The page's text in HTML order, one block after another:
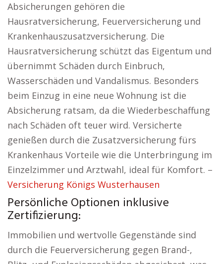
Absicherungen gehören die
Hausratversicherung, Feuerversicherung und
Krankenhauszusatzversicherung. Die
Hausratversicherung schützt das Eigentum und
übernimmt Schäden durch Einbruch,
Wasserschäden und Vandalismus. Besonders
beim Einzug in eine neue Wohnung ist die
Absicherung ratsam, da die Wiederbeschaffung
nach Schäden oft teuer wird. Versicherte
genießen durch die Zusatzversicherung fürs
Krankenhaus Vorteile wie die Unterbringung im
Einzelzimmer und Arztwahl, ideal für Komfort. –
Versicherung Königs Wusterhausen
Persönliche Optionen inklusive
Zertifizierung:
Immobilien und wertvolle Gegenstände sind
durch die Feuerversicherung gegen Brand-,